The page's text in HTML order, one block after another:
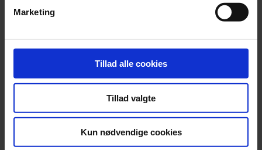
Marketing
Tillad alle cookies
Tillad valgte
Kun nødvendige cookies
hvilket understøtter positive forventninger til resten af
året. Når vi tager den vedvarende geopolitiske
usikkerhed og ikke mindst usikkerhed omkring
amerikanske tariffer i betragtning, vurderer vi, at andet
denne baggrund samt vores egen pipeline har vi